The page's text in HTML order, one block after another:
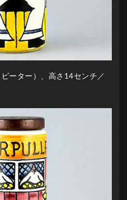
ーター）、高さ14センチ／